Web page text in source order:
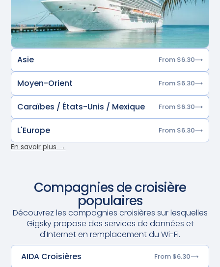
Asie From $6.30
Moyen-Orient From $6.30
Caraïbes / États-Unis / Mexique From $6.30
L'Europe From $6.30
En savoir plus →
Compagnies de croisière
populaires
Découvrez les compagnies croisières sur lesquelles
Gigsky propose des services de données et
d'Internet en remplacement du Wi-Fi.
AIDA Croisières
From $6.30